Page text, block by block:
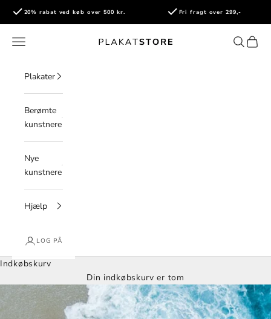
Spring til indhold
20% rabat ved køb over 500 kr. Fri fragt over 299,-
PlakatStore
Åbn navigationsmenu ÅbnÅbn
Plakater
Berømte
kunstnere
Nye
kunstnere
Hjælp
LOG PÅ
Indkøbskurv
Din indkøbskurv er tom